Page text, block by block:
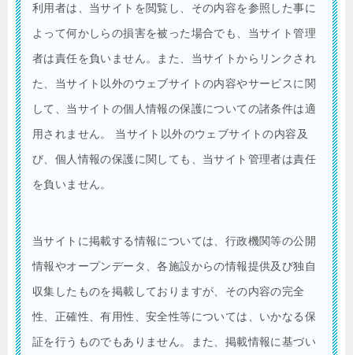
利用者は、当サイトを閲覧し、その内容を参照した事に
よって何かしらの損害を被った場合でも、当サイト管理
者は責任を負いません。また、当サイトからリンクされ
た、当サイト以外のウェブサイトの内容やサービスに関
して、当サイトの個人情報の保護についての諸条件は適
用されません。 当サイト以外のウェブサイトの内容及
び、個人情報の保護に関しても、当サイト管理者は責任
を負いません。
当サイトに掲載する情報については、行政機関等の公開
情報やオープンデータ、各施設からの情報提供及び独自
収集したものを掲載しておりますが、その内容の完全
性、正確性、有用性、安全性等については、いかなる保
証を行うものでもありません。また、掲載情報に基づい